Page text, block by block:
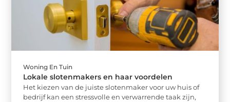
Woning En Tuin
Lokale slotenmakers en haar voordelen
Het kiezen van de juiste slotenmaker voor uw huis of
bedrijf kan een stressvolle en verwarrende taak zijn,